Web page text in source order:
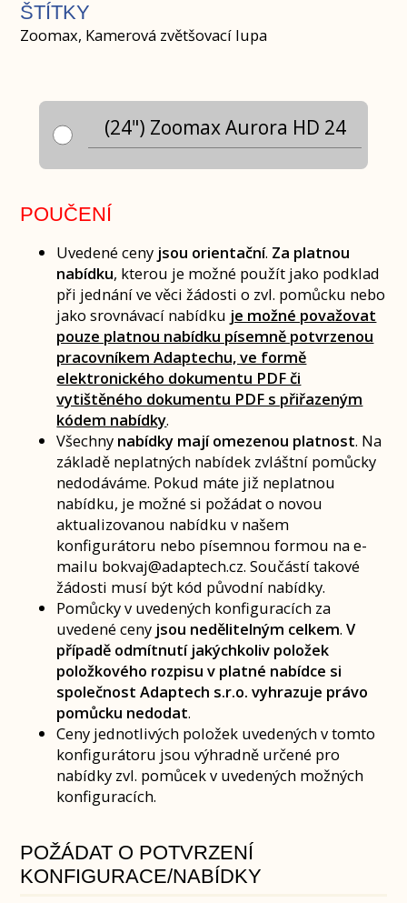
ŠTÍTKY
Zoomax, Kamerová zvětšovací lupa
(24") Zoomax Aurora HD 24
POUČENÍ
Uvedené ceny jsou orientační. Za platnou
nabídku, kterou je možné použít jako podklad
při jednání ve věci žádosti o zvl. pomůcku nebo
jako srovnávací nabídku je možné považovat
pouze platnou nabídku písemně potvrzenou
pracovníkem Adaptechu, ve formě
elektronického dokumentu PDF či
vytištěného dokumentu PDF s přiřazeným
kódem nabídky.
Všechny nabídky mají omezenou platnost. Na
základě neplatných nabídek zvláštní pomůcky
nedodáváme. Pokud máte již neplatnou
nabídku, je možné si požádat o novou
aktualizovanou nabídku v našem
konfigurátoru nebo písemnou formou na e-
mailu bokvaj@adaptech.cz. Součástí takové
žádosti musí být kód původní nabídky.
Pomůcky v uvedených konfiguracích za
uvedené ceny jsou nedělitelným celkem.V
případě odmítnutí jakýchkoliv položek
položkového rozpisu v platné nabídce si
společnost Adaptech s.r.o. vyhrazuje právo
pomůcku nedodat.
Ceny jednotlivých položek uvedených v tomto
konfigurátoru jsou výhradně určené pro
nabídky zvl. pomůcek v uvedených možných
konfiguracích.
POŽÁDAT O POTVRZENÍ
KONFIGURACE/NABÍDKY